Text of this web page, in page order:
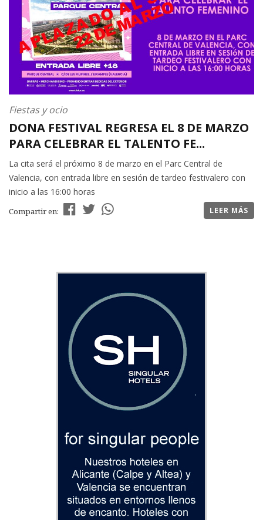
Fiestas y ocio
DONA FESTIVAL REGRESA EL 8 DE MARZO
PARA CELEBRAR EL TALENTO FE...
La cita será el próximo 8 de marzo en el Parc Central de
Valencia, con entrada libre en sesión de tardeo festivalero con
inicio a las 16:00 horas
Compartir en: LEER MÁS